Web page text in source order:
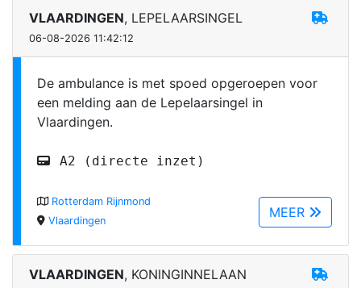
VLAARDINGEN, LEPELAARSINGEL
06-08-2026 11:42:12
De ambulance is met spoed opgeroepen voor
een melding aan de Lepelaarsingel in
Vlaardingen.
A2 (directe inzet)
MEER
Rotterdam Rijnmond
Vlaardingen
VLAARDINGEN, KONINGINNELAAN